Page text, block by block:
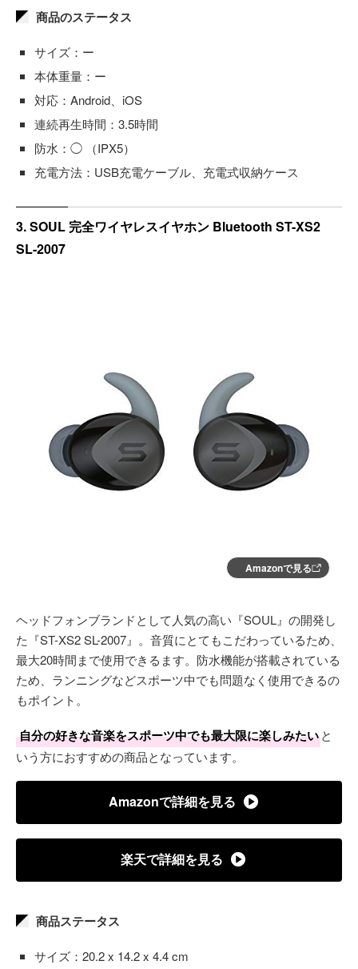
商品のステータス
サイズ：ー
本体重量：ー
対応：Android、iOS
連続再生時間：3.5時間
防水：◯ （IPX5）
充電方法：USB充電ケーブル、充電式収納ケース
3. SOUL 完全ワイヤレスイヤホン Bluetooth ST-XS2
SL-2007
Amazonで見る
ヘッドフォンブランドとして人気の高い『SOUL』の開発し
た『ST-XS2 SL-2007』。音質にとてもこだわっているため、
最大20時間まで使用できるます。防水機能が搭載されている
ため、ランニングなどスポーツ中でも問題なく使用できるの
もポイント。
自分の好きな音楽をスポーツ中でも最大限に楽しみたいと
いう方におすすめの商品となっています。
Amazonで詳細を見る
楽天で詳細を見る
商品ステータス
サイズ：20.2 x 14.2 x 4.4 cm